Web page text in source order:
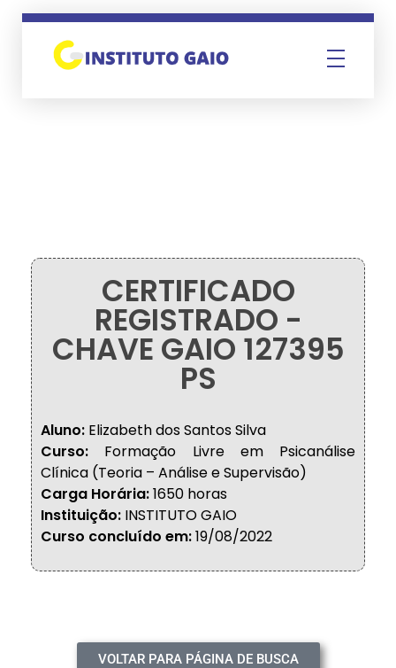
CERTIFICADO
REGISTRADO -
CHAVE GAIO 127395
PS
Aluno: Elizabeth dos Santos Silva
Curso: Formação Livre em Psicanálise
Clínica (Teoria – Análise e Supervisão)
Carga Horária:1650 horas
Instituição: INSTITUTO GAIO
Curso concluído em:19/08/2022
VOLTAR PARA PÁGINA DE BUSCA